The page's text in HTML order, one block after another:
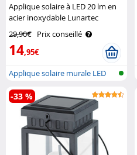
Applique solaire à LED 20 lm en
acier inoxydable Lunartec
29,90€ Prix conseillé
14,95€
Applique solaire murale LED
pour l'..
-33 %